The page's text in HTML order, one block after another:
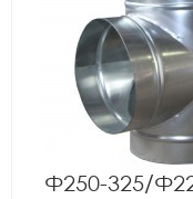
Ф250-325/